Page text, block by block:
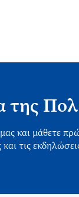
και μάθετε
και τις